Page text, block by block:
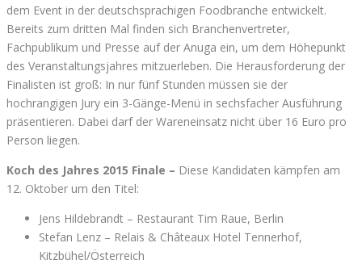
dem Event in der deutschsprachigen Foodbranche entwickelt.
Bereits zum dritten Mal finden sich Branchenvertreter,
Fachpublikum und Presse auf der Anuga ein, um dem Höhepunkt
des Veranstaltungsjahres mitzuerleben. Die Herausforderung der
Finalisten ist groß: In nur fünf Stunden müssen sie der
hochrangigen Jury ein 3-Gänge-Menü in sechsfacher Ausführung
präsentieren. Dabei darf der Wareneinsatz nicht über 16 Euro pro
Person liegen.
Koch des Jahres 2015 Finale – Diese Kandidaten kämpfen am
12. Oktober um den Titel:
Jens Hildebrandt – Restaurant Tim Raue, Berlin
Stefan Lenz – Relais & Châteaux Hotel Tennerhof,
Kitzbühel/Österreich